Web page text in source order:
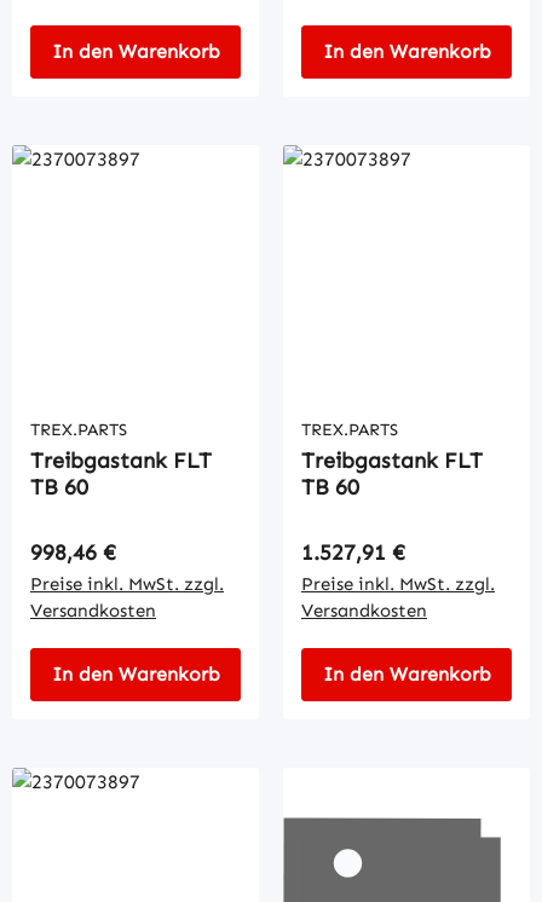
In den Warenkorb In den Warenkorb
TREX.PARTS
Treibgastank FLT
TB 60
Regulärer Preis:
998,46 €
Preise inkl. MwSt. zzgl.
Versandkosten
In den Warenkorb
TREX.PARTS
Treibgastank FLT
TB 60
Regulärer Preis:
1.527,91 €
Preise inkl. MwSt. zzgl.
Versandkosten
In den Warenkorb